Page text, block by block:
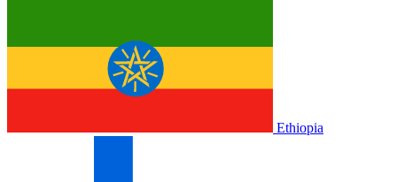
Ethiopia